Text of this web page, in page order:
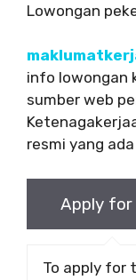
Lowongan
info lowongan
sumber web
resmi yang
To apply for